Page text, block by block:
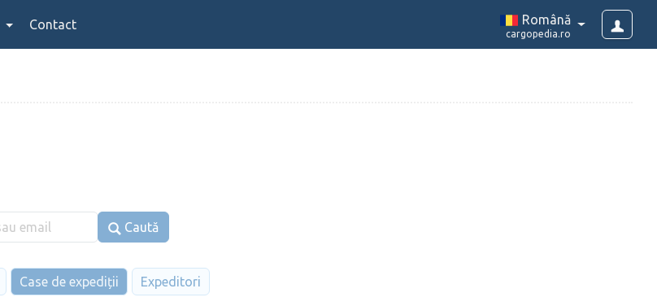
Contact Română
cargopedia.ro
Caută
Case de expediții Expeditori